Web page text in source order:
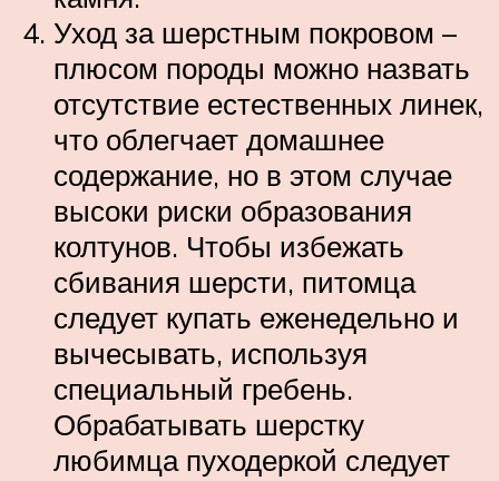
Уход за шерстным покровом –
плюсом породы можно назвать
отсутствие естественных линек,
что облегчает домашнее
содержание, но в этом случае
высоки риски образования
колтунов. Чтобы избежать
сбивания шерсти, питомца
следует купать еженедельно и
вычесывать, используя
специальный гребень.
Обрабатывать шерстку
любимца пуходеркой следует